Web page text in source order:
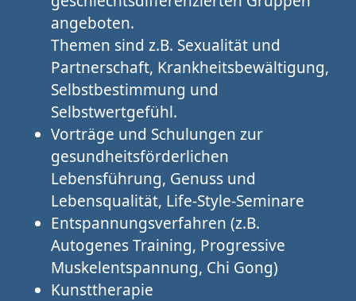
angeboten.
Themen sind z.B. Sexualität und
Partnerschaft, Krankheitsbewältigung,
Selbstbestimmung und
Selbstwertgefühl.
Vorträge und Schulungen zur
gesundheitsförderlichen
Lebensführung, Genuss und
Lebensqualität, Life-Style-Seminare
Entspannungsverfahren (z.B.
Autogenes Training, Progressive
Muskelentspannung, Chi Gong)
Kunsttherapie